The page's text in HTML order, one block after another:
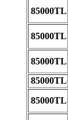
85000TL
85000TL
85000TL
85000TL
85000TL